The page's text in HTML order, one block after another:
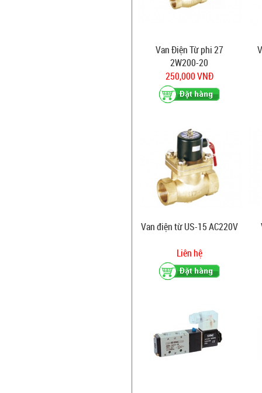
Van Điện Từ phi 27
2W200-20
250,000 VNĐ
Van điện từ US-15 AC220V
Liên hệ